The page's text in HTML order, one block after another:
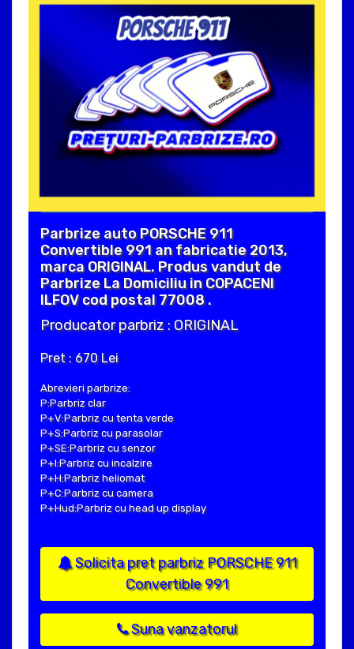
Parbrize auto PORSCHE 911
Convertible 991 an fabricatie 2013,
marca ORIGINAL. Produs vandut de
Parbrize La Domiciliu in COPACENI
ILFOV cod postal 77008 .
Producator parbriz : ORIGINAL
Pret : 670 Lei
Abrevieri parbrize:
P:Parbriz clar
P+V:Parbriz cu tenta verde
P+S:Parbriz cu parasolar
P+SE:Parbriz cu senzor
P+I:Parbriz cu incalzire
P+H:Parbriz heliomat
P+C:Parbriz cu camera
P+Hud:Parbriz cu head up display
Solicita pret parbriz PORSCHE 911
Convertible 991
Suna vanzatorul